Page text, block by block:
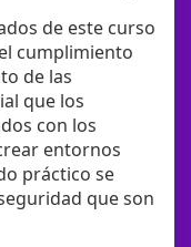
de este curso
cumplimiento
de las
que los
con los
entornos
práctico se
que son